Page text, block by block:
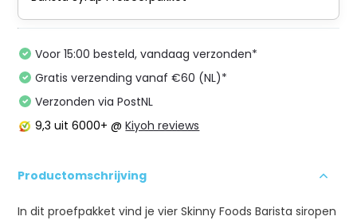
Voor 15:00 besteld, vandaag verzonden*
Gratis verzending vanaf €60 (NL)*
Verzonden via PostNL
9,3 uit 6000+ @Kiyoh reviews
Productomschrijving
In dit proefpakket vind je vier Skinny Foods Barista siropen